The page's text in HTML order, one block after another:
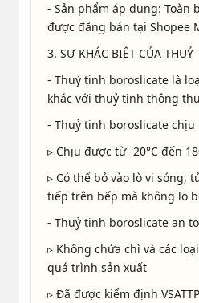
- Sản phẩm áp dụng: Toàn
được đăng bán tại Shopee
3. SỰ KHÁC BIỆT CỦA THUỶ
- Thuỷ tinh boroslicate là
khác với thuỷ tinh thông
- Thuỷ tinh boroslicate
▹ Chịu được từ -20°C đến
▹ Có thể bỏ vào lò vi sóng,
tiếp trên bếp mà không lo
- Thuỷ tinh boroslicate an
▹ Không chứa chì và các
quá trình sản xuất
▹ Đã được kiểm định VSATTP